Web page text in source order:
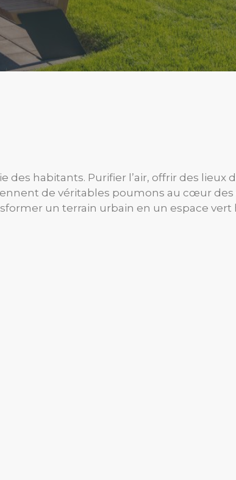
des habitants. Purifier l’air, offrir des lieux
de véritables poumons au cœur des
un terrain urbain en un espace vert